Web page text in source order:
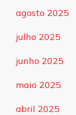
agosto 2025
julho 2025
junho 2025
maio 2025
abril 2025